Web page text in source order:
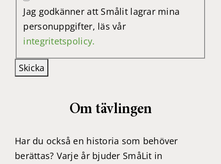
Jag godkänner att Smålit lagrar mina
personuppgifter, läs vår
integritetspolicy.
Skicka
Om tävlingen
Har du också en historia som behöver
berättas? Varje år bjuder SmåLit in